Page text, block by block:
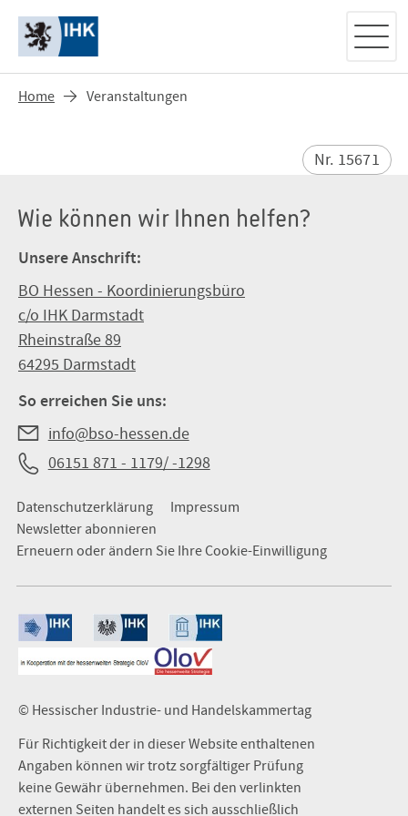
Home Veranstaltungen
Nr. 15671
Wie können wir Ihnen helfen?
Unsere Anschrift:
BO Hessen - Koordinierungsbüro
c/o IHK Darmstadt
Rheinstraße 89
64295 Darmstadt
So erreichen Sie uns:
info@bso-hessen.de
06151 871 - 1179/ -1298
© Hessischer Industrie- und Handelskammertag
Für Richtigkeit der in dieser Website enthaltenen
Angaben können wir trotz sorgfältiger Prüfung
keine Gewähr übernehmen. Bei den verlinkten
externen Seiten handelt es sich ausschließlich
Datenschutzerklärung
Impressum
Newsletter abonnieren
Erneuern oder ändern Sie Ihre Cookie-Einwilligung